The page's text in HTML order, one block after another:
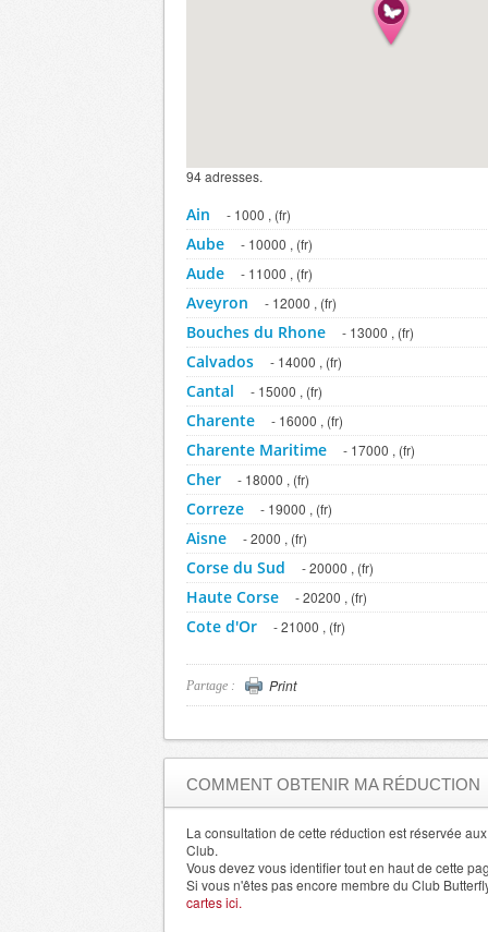
94 adresses.
Ain - 1000 , (fr)
Aube - 10000 , (fr)
Aude - 11000 , (fr)
Aveyron - 12000 , (fr)
Bouches du Rhone - 13000 , (fr)
Calvados - 14000 , (fr)
Cantal - 15000 , (fr)
Charente - 16000 , (fr)
Charente Maritime - 17000 , (fr)
Cher - 18000 , (fr)
Correze - 19000 , (fr)
Aisne - 2000 , (fr)
Corse du Sud - 20000 , (fr)
Haute Corse - 20200 , (fr)
Cote d'Or - 21000 , (fr)
Creuse - 23000 , (fr)
Doubs - 25000 , (fr)
Drome
Eure - 27000 , (fr)
Eure et Loir - 28000 , (fr)
Finistere - 29000 , (fr)
Allier - 3000 , (fr)
Partage : Print
COMMENT OBTENIR MA RÉDUCTION
La consultation de cette réduction est réservée
Club.
Vous devez vous identifier tout en haut de cette
Si vous n'êtes pas encore membre du Club
cartes ici.